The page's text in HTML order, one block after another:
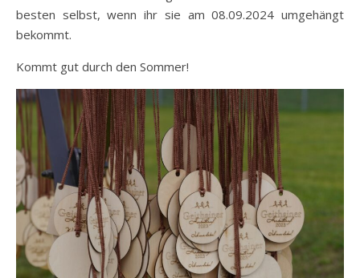
besten selbst, wenn ihr sie am 08.09.2024 umgehängt
bekommt.
Kommt gut durch den Sommer!